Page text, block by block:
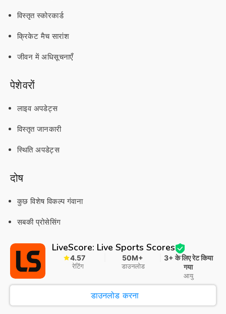
विस्तृत स्कोरकार्ड
क्रिकेट मैच सारांश
जीवन में अधिसूचनाएँ
पेशेवरों
लाइव अपडेट्स
विस्तृत जानकारी
स्थिति अपडेट्स
दोष
कुछ विशेष विकल्प गंवाना
सबकी प्रोसेसिंग
LiveScore: Live Sports Scores
4.57
रेटिंग
50M+
डाउनलोड
3+ के लिए रेट किया
गया
आयु
डाउनलोड करना